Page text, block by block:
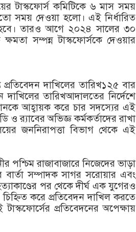
টাস্কফোর্স কমিটিকে ৬ মাস সময়
সময় দেওয়া হলো। এই নির্ধারিত
তারও আগে ২০২৪ সালের ৩০
সম্পন্ন টাস্কফোর্সকে দেওয়ার
দাখিলের তারিখ১২৫ বার
দাখিলের তারিখআদালতের নির্দেশে
আহ্বায়ক করে চার সদস্যের এই
র‌্যাবের অভিজ্ঞ কর্মকর্তাদের রাখা
জননিরাপত্তা বিভাগ থেকে এই
পশ্চিম রাজাবাজারে নিজেদের ভাড়া
বার্তা সম্পাদক সাগর সরোয়ার এবং
পর থেকে দীর্ঘ এক যুগেরও
করে প্রতিবেদন দাখিল করতে
প্রতিবেদনের অপেক্ষায়